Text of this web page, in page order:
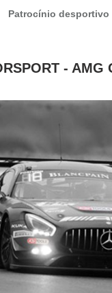
Patrocínio desportivo
-